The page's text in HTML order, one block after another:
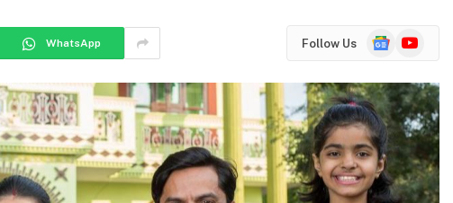
WhatsApp Follow Us
GoogleYouTube